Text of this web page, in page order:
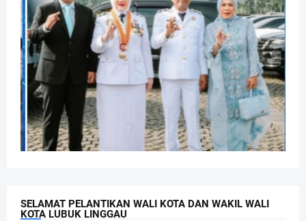
SELAMAT PELANTIKAN WALI KOTA DAN WAKIL WALI
KOTA LUBUK LINGGAU